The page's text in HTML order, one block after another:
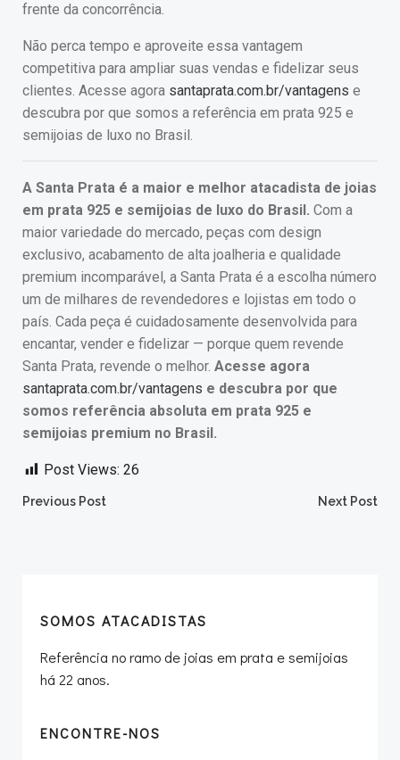
frente da concorrência.
Não perca tempo e aproveite essa vantagem
competitiva para ampliar suas vendas e fidelizar seus
clientes. Acesse agora santaprata.com.br/vantagens e
descubra por que somos a referência em prata 925 e
semijoias de luxo no Brasil.
A Santa Prata é a maior e melhor atacadista de joias
em prata 925 e semijoias de luxo do Brasil. Com a
maior variedade do mercado, peças com design
exclusivo, acabamento de alta joalheria e qualidade
premium incomparável, a Santa Prata é a escolha número
um de milhares de revendedores e lojistas em todo o
país. Cada peça é cuidadosamente desenvolvida para
encantar, vender e fidelizar — porque quem revende
Santa Prata, revende o melhor. Acesse agora
santaprata.com.br/vantagens e descubra por que
somos referência absoluta em prata 925 e
semijoias premium no Brasil.
Post Views: 26
Post
Previous Post Next Post
SOMOS ATACADISTAS
Referência no ramo de joias em prata e semijoias
há 22 anos.
ENCONTRE-NOS